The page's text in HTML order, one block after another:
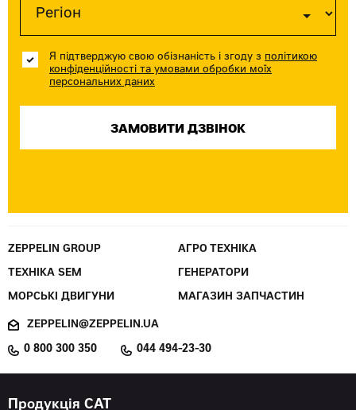
Я підтверджую свою обізнаність і згоду з політикою
конфіденційності та умовами обробки моїх
персональних даних
ZEPPELIN GROUP АГРО ТЕХНІКА
ТЕХНІКА SEM ГЕНЕРАТОРИ
МОРСЬКІ ДВИГУНИ МАГАЗИН ЗАПЧАСТИН
ZEPPELIN@ZEPPELIN.UA
0 800 300 350 044 494-23-30
Продукція CAT